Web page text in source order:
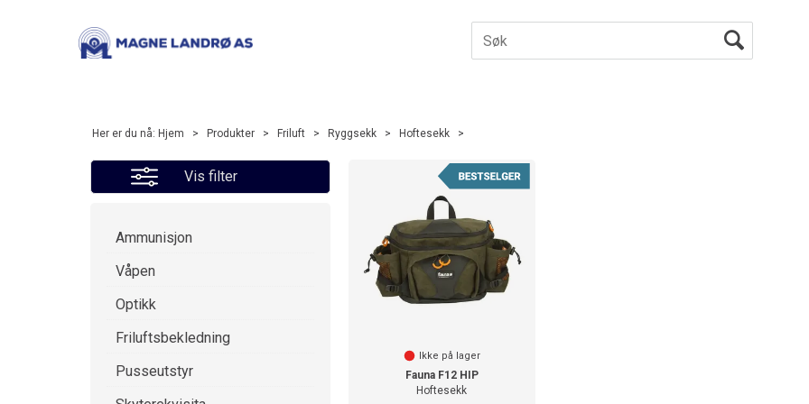
Her er du nå: Hjem > Produkter > Friluft > Ryggsekk > Hoftesekk >
Vis filter
Ammunisjon
Våpen
Optikk
Friluftsbekledning
Pusseutstyr
Ikke på lager
Fauna F12 HIP
Hoftesekk